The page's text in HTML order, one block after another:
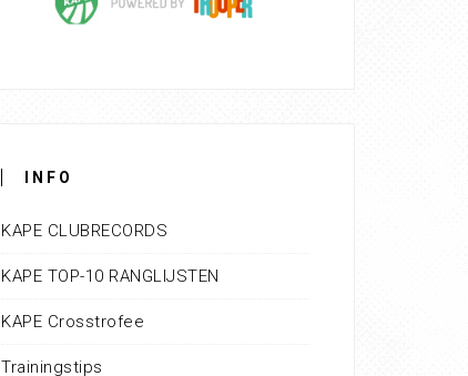
INFO
KAPE CLUBRECORDS
KAPE TOP-10 RANGLIJSTEN
KAPE Crosstrofee
Trainingstips